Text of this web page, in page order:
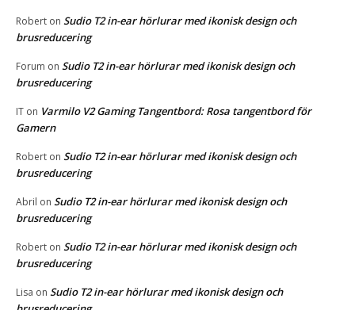
Robert on Sudio T2 in-ear hörlurar med ikonisk design och
brusreducering
Forum on Sudio T2 in-ear hörlurar med ikonisk design och
brusreducering
IT on Varmilo V2 Gaming Tangentbord: Rosa tangentbord för
Gamern
Robert on Sudio T2 in-ear hörlurar med ikonisk design och
brusreducering
Abril on Sudio T2 in-ear hörlurar med ikonisk design och
brusreducering
Robert on Sudio T2 in-ear hörlurar med ikonisk design och
brusreducering
Lisa on Sudio T2 in-ear hörlurar med ikonisk design och